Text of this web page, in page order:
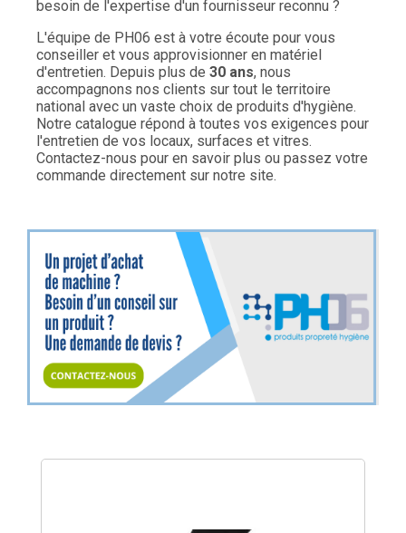
besoin de l'expertise d'un fournisseur reconnu ?
L'équipe de PH06 est à votre écoute pour vous
conseiller et vous approvisionner en matériel
d'entretien. Depuis plus de 30 ans, nous
accompagnons nos clients sur tout le territoire
national avec un vaste choix de produits d'hygiène.
Notre catalogue répond à toutes vos exigences pour
l'entretien de vos locaux, surfaces et vitres.
Contactez-nous pour en savoir plus ou passez votre
commande directement sur notre site.